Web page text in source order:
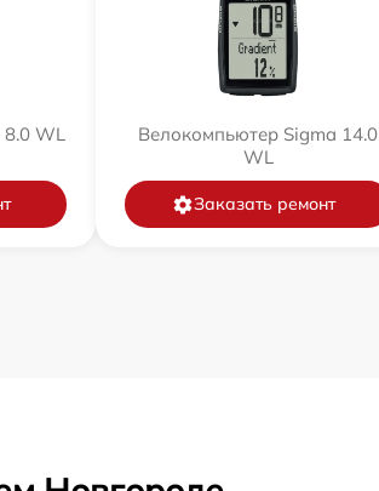
8.0 WL
Велокомпьютер Sigma 14.0
WL
Заказать ремонт